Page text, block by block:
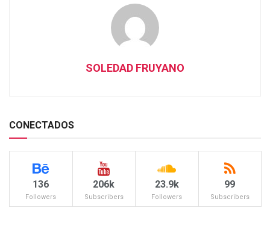
SOLEDAD FRUYANO
CONECTADOS
136
Followers
206k
Subscribers
23.9k
Followers
99
Subscribers